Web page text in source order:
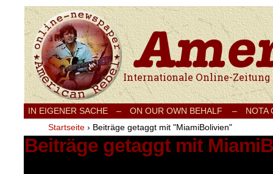
Internationale Onlinezeitung für Frieden,
IN EIGENER SACHE – ON OUR OWN BEHALF –
NOTA
Startseite › Beiträge getaggt mit "MiamiBolivien"
Beiträge getaggt mit